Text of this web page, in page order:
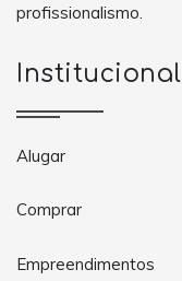
profissionalismo.
Institucional
Alugar
Comprar
Empreendimentos